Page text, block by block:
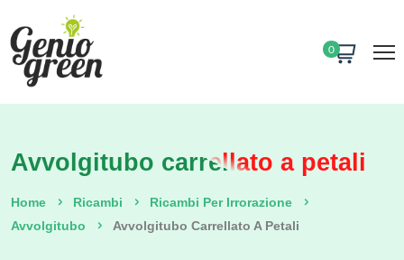
0
Avvolgitubo carrellato a petali
Home Ricambi
Ricambi Per Irrorazione
Avvolgitubo
Avvolgitubo Carrellato A Petali